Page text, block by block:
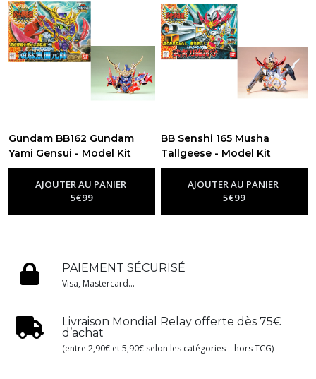
Gundam BB162 Gundam
Yami Gensui - Model Kit
Bandai-Maquettes Gundam Sd &
Entry GradeAJOUTER AU PANIER
5€99
BB Senshi 165 Musha
Tallgeese - Model Kit
Bandai-Maquettes Gundam Sd &
Entry GradeAJOUTER AU PANIER
5€99
PAIEMENT SÉCURISÉ
Visa, Mastercard...
Livraison Mondial Relay offerte dès 75€
d’achat
(entre 2,90€ et 5,90€ selon les catégories – hors TCG)